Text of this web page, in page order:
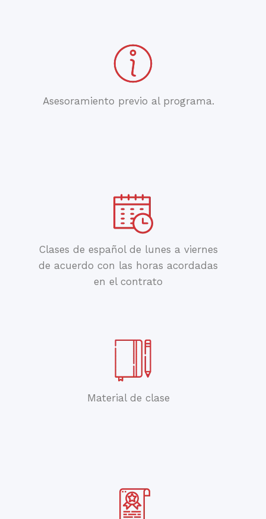
Asesoramiento previo al programa.
Clases de español de lunes a viernes
de acuerdo con las horas acordadas
en el contrato
Material de clase